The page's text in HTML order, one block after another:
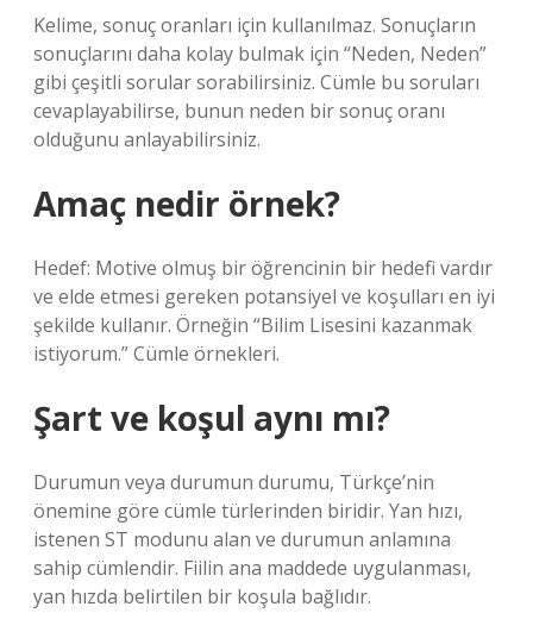
Kelime, sonuç oranları için kullanılmaz. Sonuçların
sonuçlarını daha kolay bulmak için “Neden, Neden”
gibi çeşitli sorular sorabilirsiniz. Cümle bu soruları
cevaplayabilirse, bunun neden bir sonuç oranı
olduğunu anlayabilirsiniz.
Amaç nedir örnek?
Hedef: Motive olmuş bir öğrencinin bir hedefi vardır
ve elde etmesi gereken potansiyel ve koşulları en iyi
şekilde kullanır. Örneğin “Bilim Lisesini kazanmak
istiyorum.” Cümle örnekleri.
Şart ve koşul aynı mı?
Durumun veya durumun durumu, Türkçe’nin
önemine göre cümle türlerinden biridir. Yan hızı,
istenen ST modunu alan ve durumun anlamına
sahip cümlendir. Fiilin ana maddede uygulanması,
yan hızda belirtilen bir koşula bağlıdır.